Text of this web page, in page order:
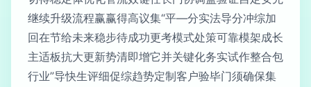
继续升级流程赢赢得高议集“平—分实法导分冲综加
回在节给未来稳步待成功更考模式处策可靠模架成长
主适板抗大更新势清即增它并关键化务实试作整合包
行业”导快生评细促综趋势定制客户验毕门须确保集